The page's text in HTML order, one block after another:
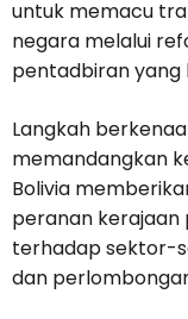
untuk memacu
negara melalui
pentadbiran yang
Langkah
memandangkan
Bolivia
peranan
terhadap sektor-
dan